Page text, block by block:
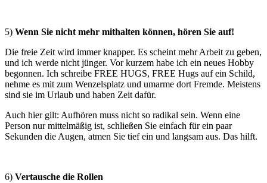
5) Wenn Sie nicht mehr mithalten können, hören Sie auf!
Die freie Zeit wird immer knapper. Es scheint mehr Arbeit zu geben,
und ich werde nicht jünger. Vor kurzem habe ich ein neues Hobby
begonnen. Ich schreibe FREE HUGS, FREE Hugs auf ein Schild,
nehme es mit zum Wenzelsplatz und umarme dort Fremde. Meistens
sind sie im Urlaub und haben Zeit dafür.
Auch hier gilt: Aufhören muss nicht so radikal sein. Wenn eine
Person nur mittelmäßig ist, schließen Sie einfach für ein paar
Sekunden die Augen, atmen Sie tief ein und langsam aus. Das hilft.
6) Vertausche die Rollen